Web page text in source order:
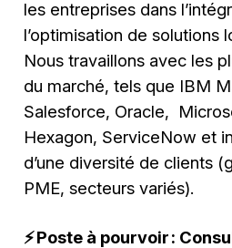
les entreprises dans
l’optimisation de solutions
Nous travaillons avec les
du marché, tels que IBM
Salesforce, Oracle,
Hexagon, ServiceNow et
d’une diversité de clients
PME, secteurs variés).
⚡️ Poste à pourvoir :